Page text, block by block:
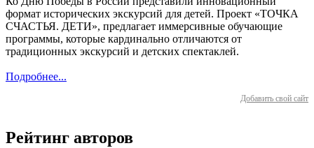
формат исторических экскурсий для детей. Проект «ТОЧКА
СЧАСТЬЯ. ДЕТИ», предлагает иммерсивные обучающие
программы, которые кардинально отличаются от
традиционных экскурсий и детских спектаклей.
Подробнее...
Добавить свой сайт
Рейтинг авторов